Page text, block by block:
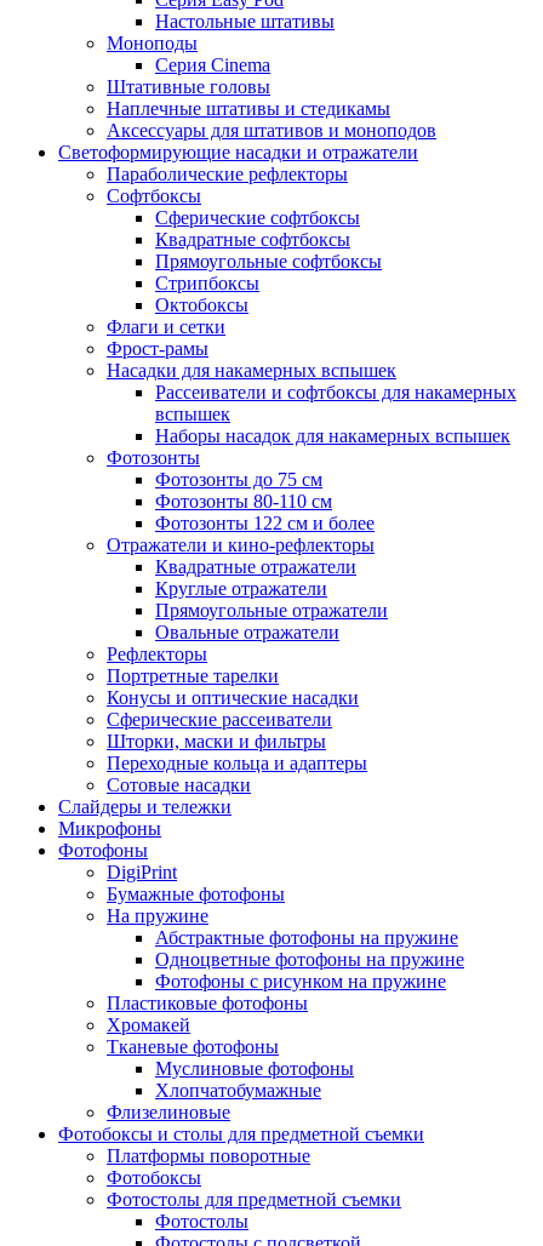
Настольные штативы
Моноподы
Серия Cinema
Штативные головы
Наплечные штативы и стедикамы
Аксессуары для штативов и моноподов
Светоформирующие насадки и отражатели
Параболические рефлекторы
Софтбоксы
Сферические софтбоксы
Квадратные софтбоксы
Прямоугольные софтбоксы
Стрипбоксы
Октобоксы
Флаги и сетки
Фрост-рамы
Насадки для накамерных вспышек
Рассеиватели и софтбоксы для накамерных
вспышек
Наборы насадок для накамерных вспышек
Фотозонты
Фотозонты до 75 см
Фотозонты 80-110 см
Фотозонты 122 см и более
Отражатели и кино-рефлекторы
Квадратные отражатели
Круглые отражатели
Прямоугольные отражатели
Овальные отражатели
Рефлекторы
Портретные тарелки
Конусы и оптические насадки
Сферические рассеиватели
Шторки, маски и фильтры
Переходные кольца и адаптеры
Сотовые насадки
Слайдеры и тележки
Микрофоны
Фотофоны
DigiPrint
Бумажные фотофоны
На пружине
Абстрактные фотофоны на пружине
Одноцветные фотофоны на пружине
Фотофоны с рисунком на пружине
Пластиковые фотофоны
Хромакей
Тканевые фотофоны
Муслиновые фотофоны
Хлопчатобумажные
Флизелиновые
Фотобоксы и столы для предметной съемки
Платформы поворотные
Фотобоксы
Фотостолы для предметной съемки
Фотостолы